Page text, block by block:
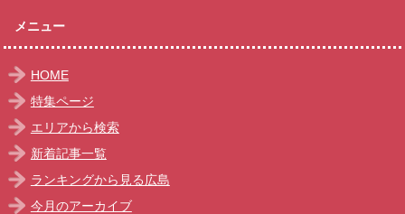
メニュー
HOME
特集ページ
エリアから検索
新着記事一覧
ランキングから見る広島
今月のアーカイブ